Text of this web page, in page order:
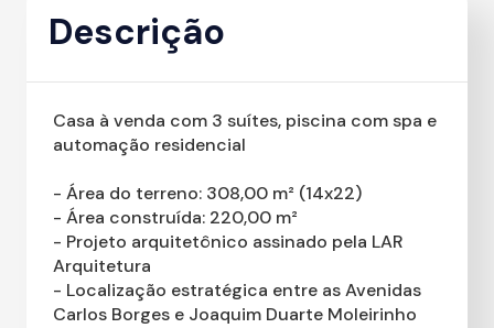
Descrição
Casa à venda com 3 suítes, piscina com spa e
automação residencial
- Área do terreno: 308,00 m² (14x22)
- Área construída: 220,00 m²
- Projeto arquitetônico assinado pela LAR
Arquitetura
- Localização estratégica entre as Avenidas
Carlos Borges e Joaquim Duarte Moleirinho